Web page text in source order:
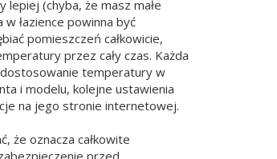
lepiej (chyba, że masz małe
łazience powinna być
pomieszczeń całkowicie,
przez cały czas. Każda
dostosowanie temperatury w
i modelu, kolejne ustawienia
na jego stronie internetowej.
że oznacza całkowite